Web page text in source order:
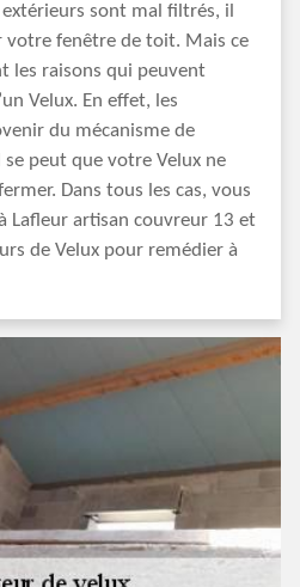
sont mal filtrés, il
votre fenêtre de toit. Mais ce
les raisons qui peuvent
Velux. En effet, les
du mécanisme de
se peut que votre Velux ne
Dans tous les cas, vous
Lafleur artisan couvreur 13 et
de Velux pour remédier à